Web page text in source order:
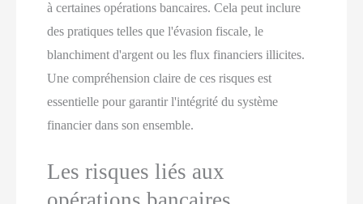
à certaines opérations bancaires. Cela peut inclure
des pratiques telles que l'évasion fiscale, le
blanchiment d'argent ou les flux financiers illicites.
Une compréhension claire de ces risques est
essentielle pour garantir l'intégrité du système
financier dans son ensemble.
Les risques liés aux